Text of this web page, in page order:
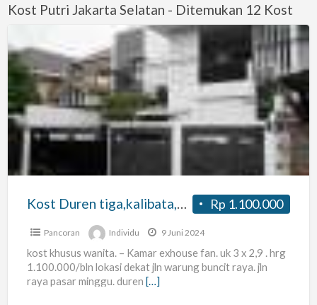
Kost Putri Jakarta Selatan - Ditemukan 12 Kost
Kost
Duren
tiga,kalibata,Buncit,
pejaten
Rp 1.100.000
Kost Duren tiga,kalibata,Buncit, pejaten
Pancoran Individu 9 Juni 2024
kost khusus wanita. – Kamar exhouse fan. uk 3 x 2,9 . hrg
1.100.000/bln lokasi dekat jln warung buncit raya. jln
raya pasar minggu. duren […]